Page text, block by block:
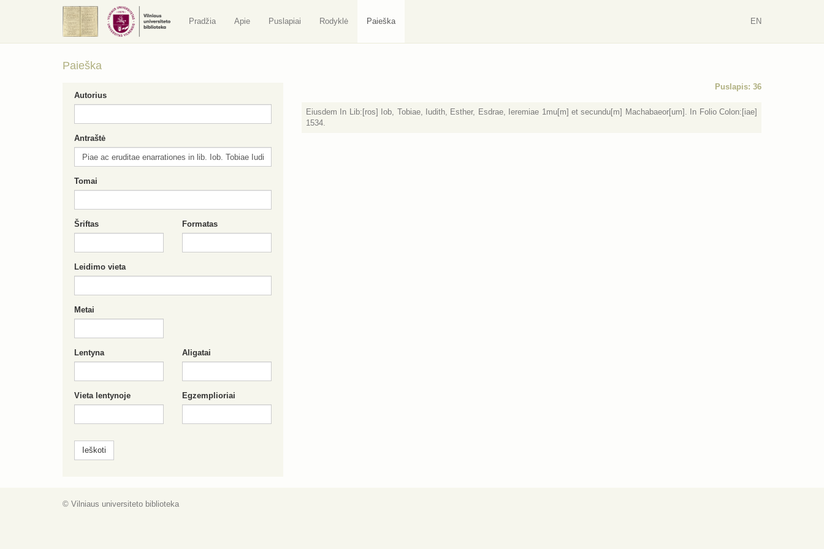
Pradžia Apie Puslapiai Rodyklė Paieška EN
Paieška
Puslapis: 36
Eiusdem In Lib:[ros] Iob, Tobiae, Iudith, Esther, Esdrae, Ieremiae 1mu[m] et secundu[m] Machabaeor[um]. In Folio Colon:[iae]
1534.
Autorius
Antraštė
Tomai
Šriftas Formatas
Leidimo vieta
Metai
Lentyna Aligatai
Vieta lentynoje Egzemplioriai
© Vilniaus universiteto biblioteka